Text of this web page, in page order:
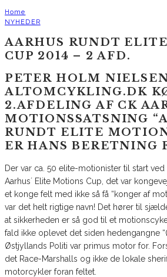
Home
NYHEDER
AARHUS RUNDT
CUP 2014 – 2 AFD.
PETER HOLM
ALTOMCYKLING.DK
2.AFDELING AF CK
MOTIONSSATSNING
RUNDT ELITE
ER HANS BERETNING
Der var ca. 50 elite-motionister til start
Aarhus´ Elite Motions Cup, det var
et konge felt med ikke så få “konger af
var det helt rigtige navn! Det hører til
at sikkerheden er så god til et
fald ikke oplevet det siden hedengangne
Østjyllands Politi var primus motor for.
det Race-Marshalls og ikke de lokale
motorcykler foran feltet.